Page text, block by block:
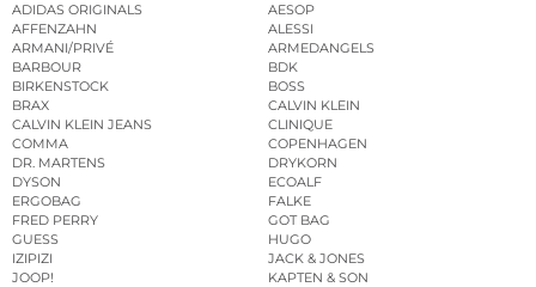
ADIDAS ORIGINALS
AESOP
AFFENZAHN
ALESSI
ARMANI/PRIVÉ
ARMEDANGELS
BARBOUR
BDK
BIRKENSTOCK
BOSS
BRAX
CALVIN KLEIN
CALVIN KLEIN JEANS
CLINIQUE
COMMA
COPENHAGEN
DR. MARTENS
DRYKORN
DYSON
ECOALF
ERGOBAG
FALKE
FRED PERRY
GOT BAG
GUESS
HUGO
IZIPIZI
JACK & JONES
JOOP!
KAPTEN & SON